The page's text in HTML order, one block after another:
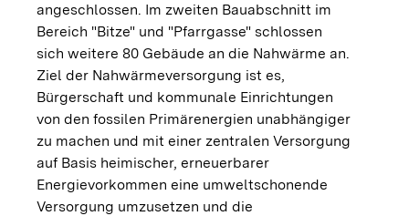
angeschlossen. Im zweiten Bauabschnitt im
Bereich "Bitze" und "Pfarrgasse" schlossen
sich weitere 80 Gebäude an die Nahwärme an.
Ziel der Nahwärmeversorgung ist es,
Bürgerschaft und kommunale Einrichtungen
von den fossilen Primärenergien unabhängiger
zu machen und mit einer zentralen Versorgung
auf Basis heimischer, erneuerbarer
Energievorkommen eine umweltschonende
Versorgung umzusetzen und die